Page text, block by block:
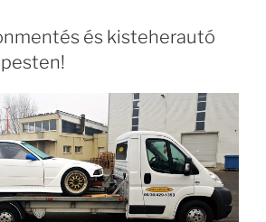
és kisteherautó